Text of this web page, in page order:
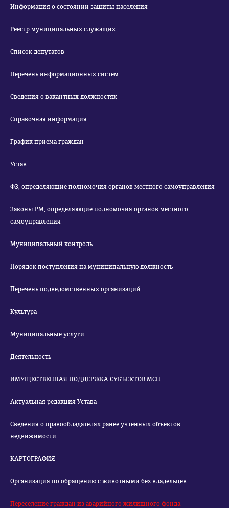
Информация о состоянии защиты населения
Реестр муниципальных служащих
Список депутатов
Перечень информационных систем
Сведения о вакантных должностях
Справочная информация
График приема граждан
Устав
ФЗ, определяющие полномочия органов местного самоуправления
Законы РМ, определяющие полномочия органов местного
самоуправления
Муниципальный контроль
Порядок поступления на муниципальную должность
Перечень подведомственных организаций
Культура
Муниципальные услуги
Деятельность
ИМУЩЕСТВЕННАЯ ПОДДЕРЖКА СУБЪЕКТОВ МСП
Актуальная редакция Устава
Сведения о правообладателях ранее учтенных объектов
недвижимости
КАРТОГРАФИЯ
Организация по обращению с животными без владельцев
Переселение граждан из аварийного жилищного фонда